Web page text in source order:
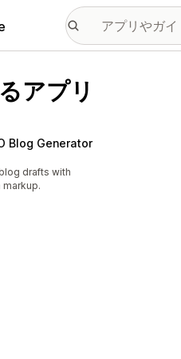
アプリ
Blog Generator
drafts with
markup.